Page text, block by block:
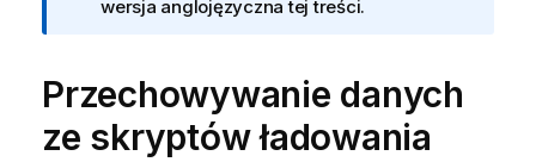
wersja anglojęzyczna tej treści.
Przechowywanie danych
ze skryptów ładowania